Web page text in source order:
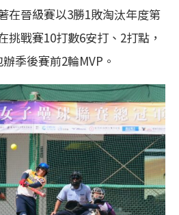
在晉級賽以3勝1敗淘汰年度第
挑戰賽10打數6安打、2打點，
季後賽前2輪MVP。